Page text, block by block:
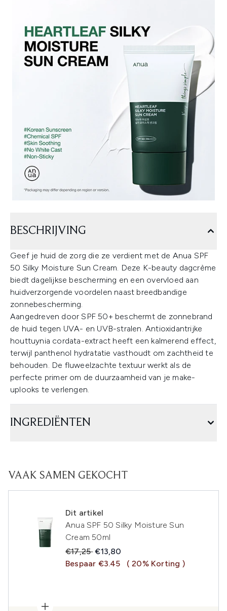
BESCHRIJVING
Geef je huid de zorg die ze verdient met de Anua SPF
50 Silky Moisture Sun Cream. Deze K-beauty dagcrème
biedt dagelijkse bescherming en een overvloed aan
huidverzorgende voordelen naast breedbandige
zonnebescherming.
Aangedreven door SPF 50+ beschermt de zonnebrand
de huid tegen UVA- en UVB-stralen. Antioxidantrijke
houttuynia cordata-extract heeft een kalmerend effect,
terwijl panthenol hydratatie vasthoudt om zachtheid te
behouden. De fluweelzachte textuur werkt als de
perfecte primer om de duurzaamheid van je make-
uplooks te verlengen.
INGREDIËNTEN
VAAK SAMEN GEKOCHT
Dit artikel
Anua SPF 50 Silky Moisture Sun
Cream 50ml
Recommended Retail Price:
€17,25Huidige prijs:
€13,80
Bespaar €3.45
( 20% Korting )